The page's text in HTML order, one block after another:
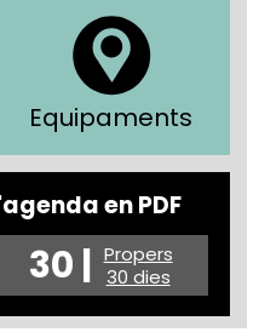
Equipaments
en PDF
30 | Propers
30 dies